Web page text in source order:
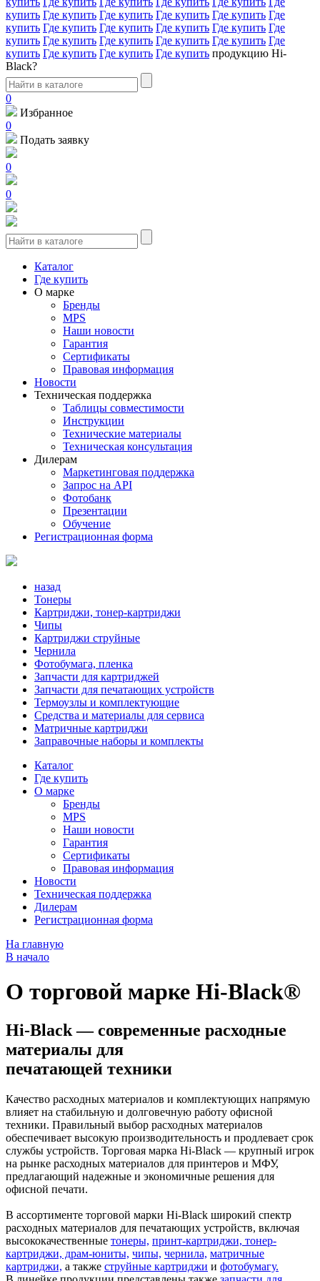
купить Где купить Где купить Где купить Где купить Где
купить Где купить Где купить Где купить Где купить Где
купить Где купить Где купить Где купить Где купить Где
купить Где купить Где купить Где купить продукцию Hi-
Black?
0
Избранное
0
Подать заявку
0
0
Каталог
Где купить
О марке
Бренды
MPS
Наши новости
Гарантия
Сертификаты
Правовая информация
Новости
Техническая поддержка
Таблицы совместимости
Инструкции
Технические материалы
Техническая консультация
Дилерам
Маркетинговая поддержка
Запрос на API
Фотобанк
Презентации
Обучение
Регистрационная форма
назад
Тонеры
Картриджи, тонер-картриджи
Чипы
Картриджи струйные
Чернила
Фотобумага, пленка
Запчасти для картриджей
Запчасти для печатающих устройств
Термоузлы и комплектующие
Средства и материалы для сервиса
Матричные картриджи
Заправочные наборы и комплекты
Каталог
Где купить
О марке
Бренды
MPS
Наши новости
Гарантия
Сертификаты
Правовая информация
Новости
Техническая поддержка
Дилерам
Регистрационная форма
На главную
В начало
О торговой марке Hi-Black®
Hi-Black — современные расходные
материалы для
печатающей техники
Качество расходных материалов и комплектующих напрямую
влияет на стабильную и долговечную работу офисной
техники. Правильный выбор расходных материалов
обеспечивает высокую производительность и продлевает срок
службы устройств. Торговая марка Hi-Black — крупный игрок
на рынке расходных материалов для принтеров и МФУ,
предлагающий надежные и экономичные решения для
офисной печати.
В ассортименте торговой марки Hi-Black широкий спектр
расходных материалов для печатающих устройств, включая
высококачественные тонеры, принт-картриджи, тонер-
картриджи, драм-юниты, чипы, чернила, матричные
картриджи, а также струйные картриджи и фотобумагу.